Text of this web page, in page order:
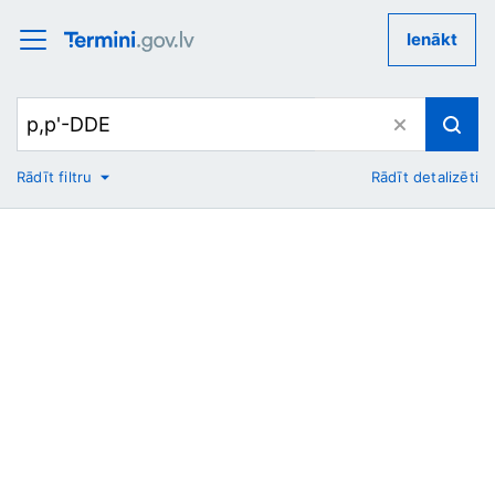
Ienākt
No
Rādīt filtru Rādīt detalizēti